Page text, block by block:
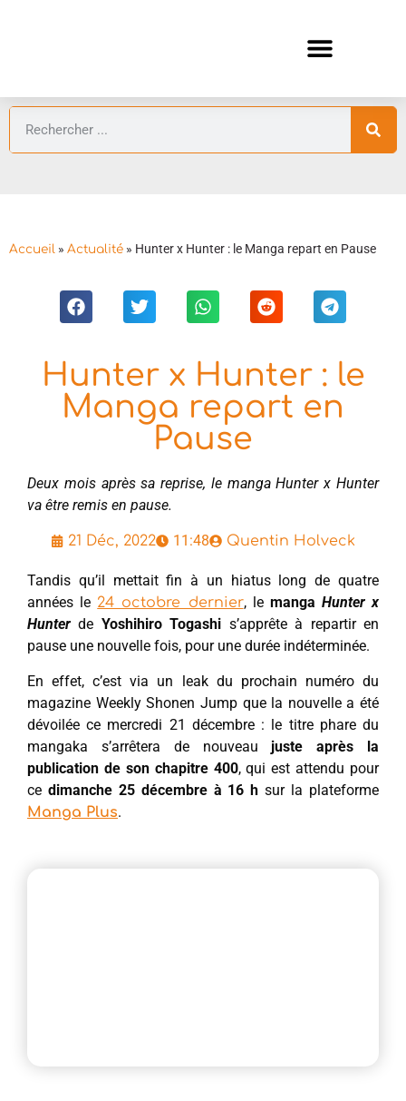
Accueil » Actualité » Hunter x Hunter : le Manga repart en Pause
Hunter x Hunter : le
Manga repart en
Pause
Deux mois après sa reprise, le manga Hunter x Hunter
va être remis en pause.
21 Déc, 2022 11:48 Quentin Holveck
Tandis qu’il mettait fin à un hiatus long de quatre
années le 24 octobre dernier, le manga Hunter x
Hunter de Yoshihiro Togashi s’apprête à repartir en
pause une nouvelle fois, pour une durée indéterminée.
En effet, c’est via un leak du prochain numéro du
magazine Weekly Shonen Jump que la nouvelle a été
dévoilée ce mercredi 21 décembre : le titre phare du
mangaka s’arrêtera de nouveau juste après la
publication de son chapitre 400, qui est attendu pour
ce dimanche 25 décembre à 16 hsur la plateforme
Manga Plus.